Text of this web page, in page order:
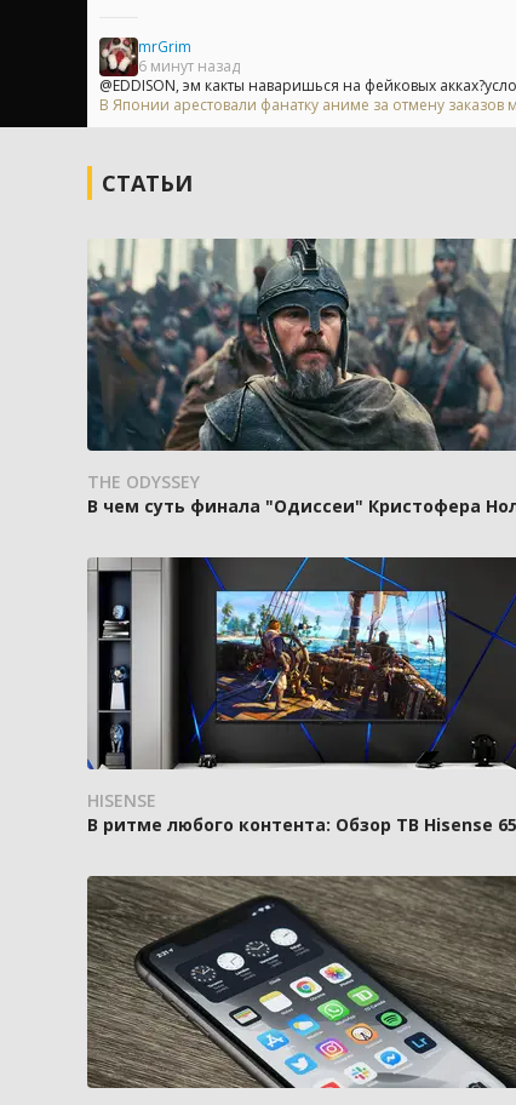
mrGrim
6 минут назад
@EDDISON, эм какты наваришься на фейковых
В Японии арестовали фанатку аниме за отмену
СТАТЬИ
THE ODYSSEY
В чем суть финала "Одиссеи" Кристофера
HISENSE
В ритме любого контента: Обзор ТВ Hisense